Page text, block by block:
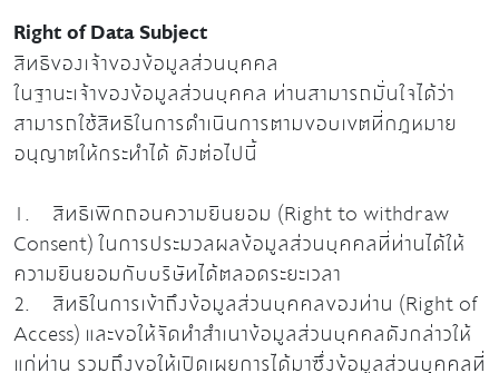
Right of Data Subject
สิทธิของเจ้าของข้อมูลส่วนบุคคล
ในฐานะเจ้าของข้อมูลส่วนบุคคล ท่านสามารถมั่นใจได้ว่า
สามารถใช้สิทธิในการดำเนินการตามขอบเขตที่กฎหมาย
อนุญาตให้กระทำได้ ดังต่อไปนี้
1. สิทธิเพิกถอนความยินยอม (Right to withdraw
Consent) ในการประมวลผลข้อมูลส่วนบุคคลที่ท่านได้ให้
ความยินยอมกับบริษัทได้ตลอดระยะเวลา
2. สิทธิในการเข้าถึงข้อมูลส่วนบุคคลของท่าน (Right of
Access) และขอให้จัดทำสำเนาข้อมูลส่วนบุคคลดังกล่าวให้
แก่ท่าน รวมถึงขอให้เปิดเผยการได้มาซึ่งข้อมูลส่วนบุคคลที่